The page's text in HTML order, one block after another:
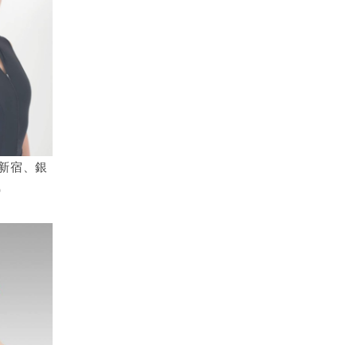
宿、銀